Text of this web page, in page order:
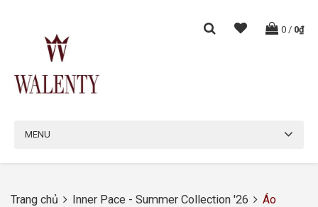
0 / 0₫
MENU
Trang chủ Inner Pace - Summer Collection '26
Áo